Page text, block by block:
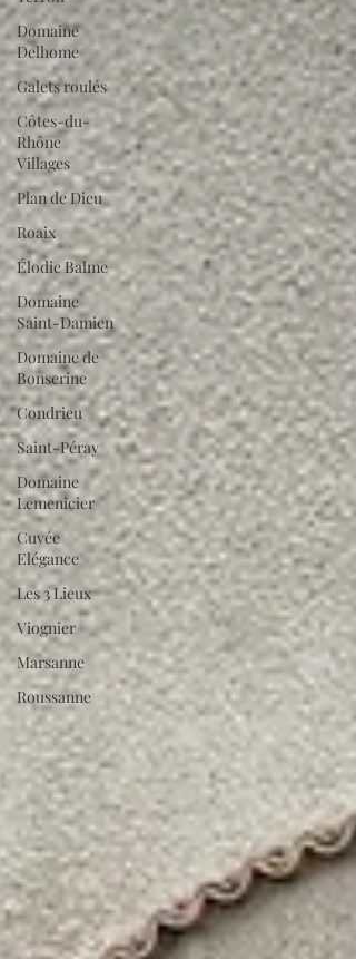
Domaine
Delhome
Galets roulés
Côtes-du-
Rhône
Villages
Plan de Dieu
Roaix
Élodie Balme
Domaine
Saint-Damien
Domaine de
Bonserine
Condrieu
Saint-Péray
Domaine
Lemenicier
Cuvée
Elégance
Les 3 Lieux
Viognier
Marsanne
Roussanne